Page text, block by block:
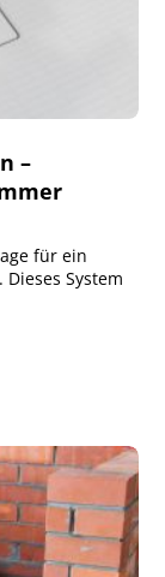
–
für ein
System